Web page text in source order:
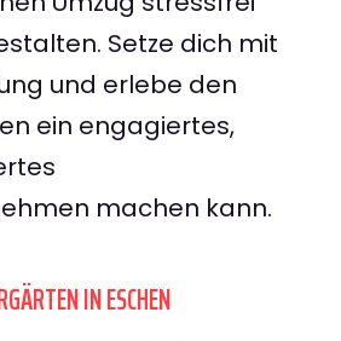
Setze dich mit
und erlebe den
ein engagiertes,
machen kann.
IN ESCHEN